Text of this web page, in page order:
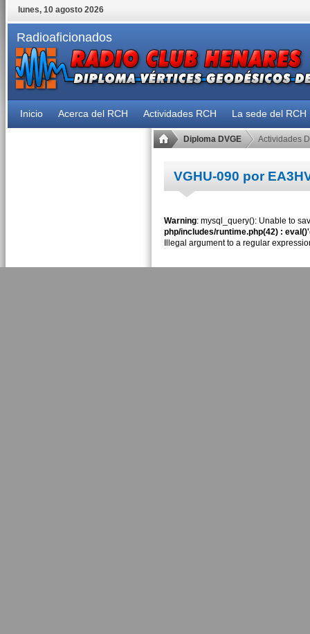
lunes, 10 agosto 2026
Radioaficionados
Inicio Acerca del RCH Actividades RCH La sede del RCH
Diploma DVGE Actividades
VGHU-090 por
Warning: mysql_query(): Unable to
php/includes/runtime.php(42) :
Illegal argument to a regular